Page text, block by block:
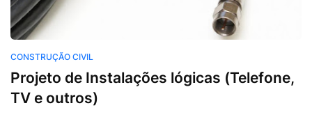
CONSTRUÇÃO CIVIL
Projeto de Instalações lógicas (Telefone,
TV e outros)